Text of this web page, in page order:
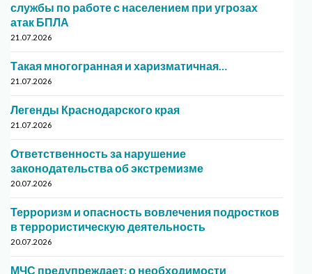
службы по работе с населением при угрозах
атак БПЛА
21.07.2026
Такая многогранная и харизматичная…
21.07.2026
Легенды Краснодарского края
21.07.2026
Ответственность за нарушение
законодательства об экстремизме
20.07.2026
Терроризм и опасность вовлечения подростков
в террористическую деятельность
20.07.2026
МЧС предупреждает: о необходимости